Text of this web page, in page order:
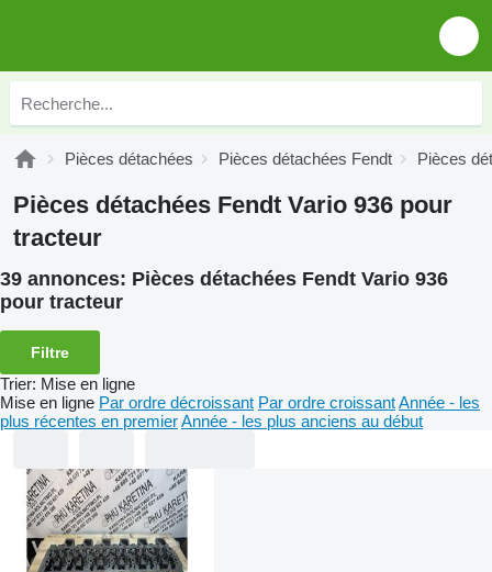
Pièces détachées Pièces détachées Fendt Pièces
Pièces détachées Fendt Vario 936 pour
tracteur
39 annonces: Pièces détachées Fendt Vario 936
pour tracteur
Filtre
Trier: Mise en ligne
Mise en ligne Par ordre décroissant Par ordre croissantAnnée - les
plus récentes en premierAnnée - les plus anciens au début